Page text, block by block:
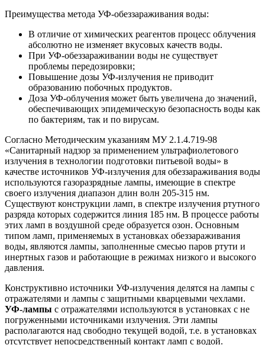
Преимущества метода УФ-обеззараживания воды:
В отличие от химических реагентов процесс облучения
абсолютно не изменяет вкусовых качеств воды.
При УФ-обеззараживании воды не существует
проблемы передозировки;
Повышение дозы УФ-излучения не приводит
образованию побочных продуктов.
Доза УФ-облучения может быть увеличена до значений,
обеспечивающих эпидемическую безопасность воды как
по бактериям, так и по вирусам.
Согласно Методическим указаниям МУ 2.1.4.719-98
«Санитарный надзор за применением ультрафиолетового
излучения в технологии подготовки питьевой воды» в
качестве источников УФ-излучения для обеззараживания воды
используются газоразрядные лампы, имеющие в спектре
своего излучения диапазон длин волн 205-315 нм.
Существуют конструкции ламп, в спектре излучения ртутного
разряда которых содержится линия 185 нм. В процессе работы
этих ламп в воздушной среде образуется озон. Основным
типом ламп, применяемых в установках обеззараживания
воды, являются лампы, заполненные смесью паров ртути и
инертных газов и работающие в режимах низкого и высокого
давления.
Конструктивно источники УФ-излучения делятся на лампы с
отражателями и лампы с защитными кварцевыми чехлами.
УФ-лампы с отражателями используются в установках с не
погруженными источниками излучения. Эти лампы
располагаются над свободно текущей водой, т.е. в установках
отсутствует непосредственный контакт ламп с водой.